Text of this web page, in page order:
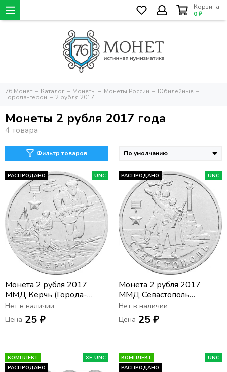
Корзина
0 ₽
76 Монет Каталог Монеты Монеты России Юбилейные
Города-герои 2 рубля 2017
Монеты 2 рубля 2017 года
Фильтр товаров
РАСПРОДАНО UNC
Монета 2 рубля 2017
ММД Керчь (Города-
герои)
Нет в наличии
Цена 25 ₽
РАСПРОДАНО UNC
Монета 2 рубля 2017
ММД Севастополь
(Города-герои)
Нет в наличии
Цена 25 ₽
КОМПЛЕКТ
РАСПРОДАНО
XF-UNC
КОМПЛЕКТ
РАСПРОДАНО
UNC